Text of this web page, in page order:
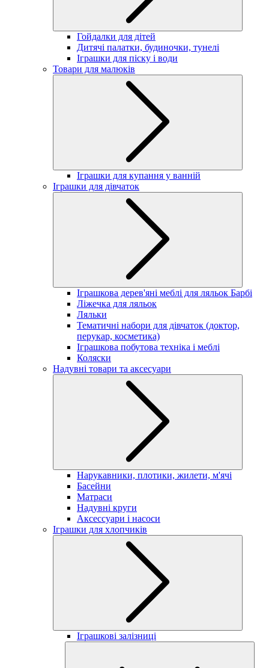
Гойдалки для дітей
Дитячі палатки, будиночки, тунелі
Іграшки для піску і води
Товари для малюків
Іграшки для купання у ванній
Іграшки для дівчаток
Іграшкова дерев'яні меблі для ляльок Барбі
Ліжечка для ляльок
Ляльки
Тематичні набори для дівчаток (доктор,
перукар, косметика)
Іграшкова побутова техніка і меблі
Коляски
Надувні товари та аксесуари
Нарукавники, плотики, жилети, м'ячі
Басейни
Матраси
Надувні круги
Аксессуари і насоси
Іграшки для хлопчиків
Іграшкові залізниці